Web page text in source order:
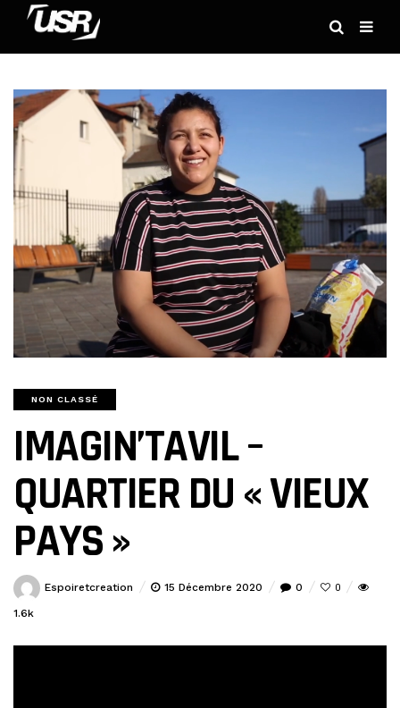
NON CLASSÉ
IMAGIN’TAVIL –
QUARTIER DU « VIEUX
PAYS »
Espoiretcreation 15 Décembre 2020 0 0
1.6k